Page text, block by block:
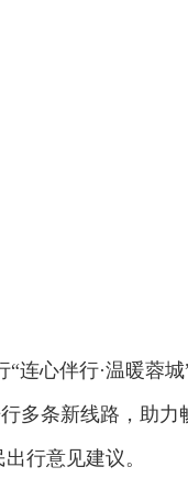
连心伴行·温暖蓉城
多条新线路，助力
行意见建议。